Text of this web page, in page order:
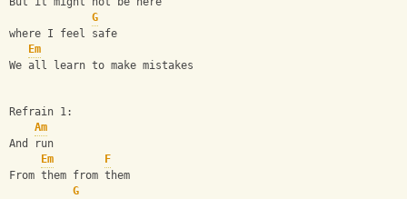
G
where I feel safe
Em
We all learn to make mistakes
Refrain 1:
Am
And run
Em
F
From them from them
G